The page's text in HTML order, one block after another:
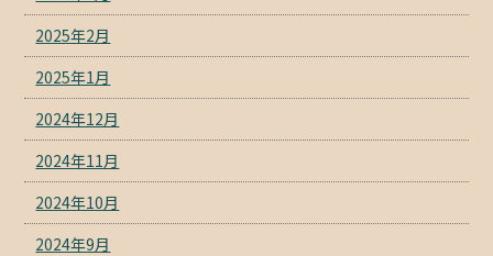
2025年2月
2025年1月
2024年12月
2024年11月
2024年10月
2024年9月